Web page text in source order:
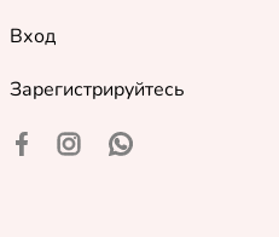
Вход
Зарегистрируйтесь